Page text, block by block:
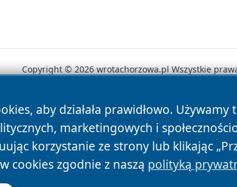
aby działała prawidłowo.
marketingowych i
korzystanie ze strony lub klikając
cookies zgodnie z naszą polityką
Copyright © 2026 wrotachorzowa.pl Wszystkie
News Autorzy Polityka Prywatności